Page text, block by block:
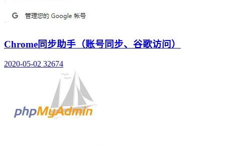
Chrome同步助手（账号同步、谷歌访问）
2020-05-02 32674